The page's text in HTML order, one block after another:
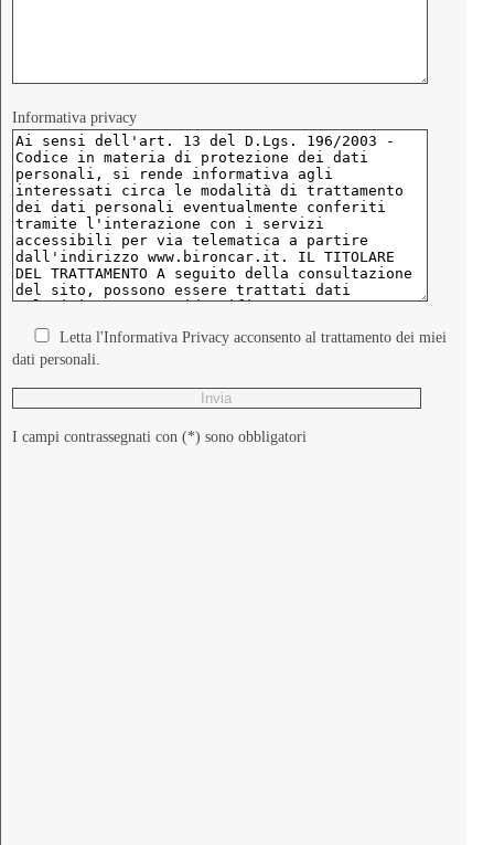
Informativa privacy
Letta l'Informativa Privacy acconsento al trattamento dei miei
dati personali.
I campi contrassegnati con (*) sono obbligatori